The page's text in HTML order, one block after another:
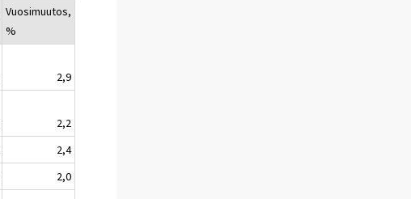
Vuosimuutos,
%
2,9
2,2
2,4
2,0